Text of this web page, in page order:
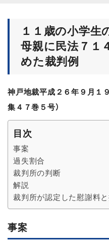
１１歳の小学生
母親に民法７１
めた裁判例
神戸地裁平成２６年９月１
集４７巻５号）
目次
事案
過失割合
裁判所の判断
解説
裁判所が認定した慰謝料
事案